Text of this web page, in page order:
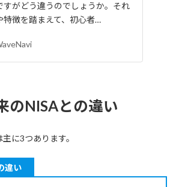
すがどう違うのでしょうか。それ
特徴を踏まえて、初心者…
のNISAとの違い
に3つあります。
違い